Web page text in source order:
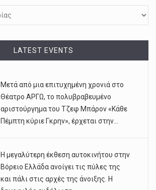
LATEST EVENTS
Μετά από μια επιτυχημένη χρονιά στο
Θέατρο ΑΡΓΩ, το πολυβραβευμένο
αριστούργημα του Τζεφ Μπάρον «Κάθε
Πέμπτη κύριε Γκρην», έρχεται στην...
Η μεγαλύτερη έκθεση αυτοκινήτου στην
Βόρειο Ελλάδα ανοίγει τις πύλες της
και πάλι στις αρχές της άνοιξης. Η